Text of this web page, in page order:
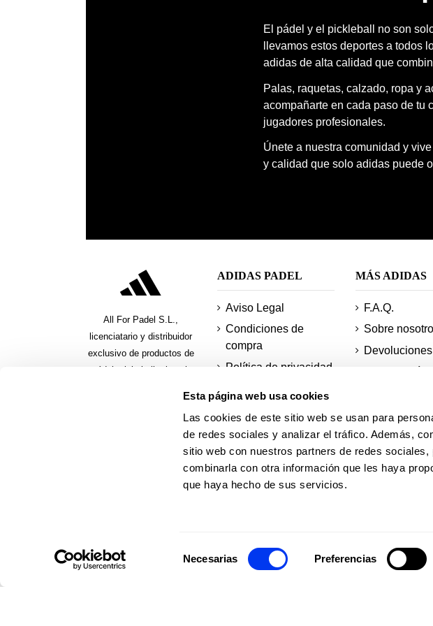
Esta página web usa cookies
Las cookies de este sitio web se usan para
de redes sociales y analizar el tráfico. Además,
sitio web con nuestros partners de redes
combinarla con otra información que les haya
que haya hecho de sus servicios.
Necesarias Preferencias
El pádel y el pickleball no son
llevamos estos deportes a todos
adidas de alta calidad que
Palas, raquetas, calzado, ropa y
acompañarte en cada paso de tu
jugadores profesionales.
Únete a nuestra comunidad y
y calidad que solo adidas puede
All For Padel S.L.,
licenciatario y distribuidor
exclusivo de productos de
pádel, pickeball y beach
ADIDAS PADEL
Aviso Legal
Condiciones de
compra
Política de privacidad
Paga a plazos
Solicita tu factura
MÁS ADIDAS
F.A.Q.
Sobre
Devoluciones
pedido
Actualidad
AFP